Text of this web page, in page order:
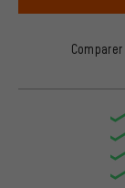
Comparer